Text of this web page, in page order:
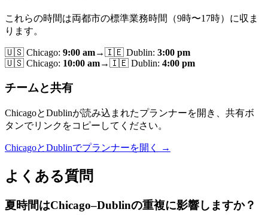
これらの時間は両都市の標準業務時間（9時〜17時）に収ま
ります。
🇺🇸 Chicago: 9:00 am→🇮🇪 Dublin: 3:00 pm
🇺🇸 Chicago: 10:00 am→🇮🇪 Dublin: 4:00 pm
チームと共有
ChicagoとDublinが読み込まれたプランナーを開き、共有ボ
タンでリンクをコピーしてください。
ChicagoとDublinでプランナーを開く →
よくある質問
夏時間はChicago–Dublinの重複に影響しますか？